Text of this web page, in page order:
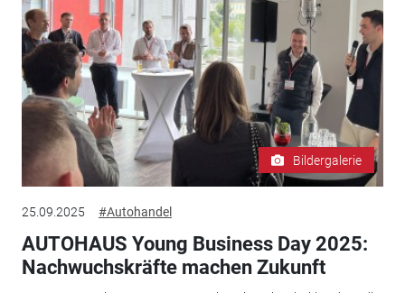
Bildergalerie
25.09.2025 #Autohandel
AUTOHAUS Young Business Day 2025:
Nachwuchskräfte machen Zukunft